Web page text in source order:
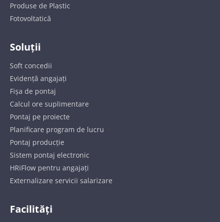
Produse de Plastic
Fotovoltatică
Soluții
Soft concedii
Evidență angajați
Fișa de pontaj
Calcul ore suplimentare
Pontaj pe proiecte
Planificare program de lucru
Pontaj producție
Sistem pontaj electronic
HRiFlow pentru angajați
Externalizare servicii salarizare
Facilități